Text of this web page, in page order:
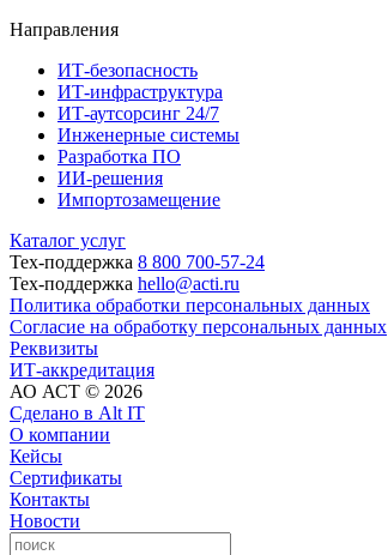
Направления
ИТ-безопасность
ИТ-инфраструктура
ИТ-аутсорсинг 24/7
Инженерные системы
Разработка ПО
ИИ-решения
Импортозамещение
Каталог услуг
Тех-поддержка 8 800 700-57-24
Тех-поддержка hello@acti.ru
Политика обработки персональных данных
Согласие на обработку персональных данных
Реквизиты
ИТ-аккредитация
АО АСТ © 2026
Сделано в Alt IT
О компании
Кейсы
Сертификаты
Контакты
Новости